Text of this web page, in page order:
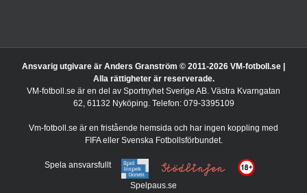
Ansvarig utgivare är Anders Granström © 2011-2026 VM-fotboll.se |
Alla rättigheter är reserverade.
VM-fotboll.se är en del av Sportnyhet Sverige AB. Västra Kvarngatan
62, 61132 Nyköping. Telefon: 079-3395109
Vm-fotboll.se är en fristående hemsida och har ingen koppling med
FIFA eller Svenska Fotbollsförbundet.
Spela ansvarsfullt
Spelpaus.se